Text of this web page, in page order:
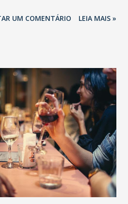
UM COMENTÁRIO LEIA MAIS »